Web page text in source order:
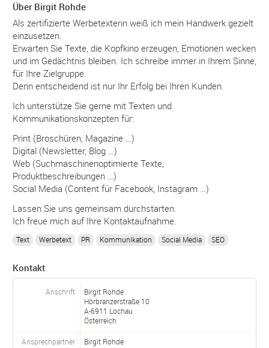
Über Birgit Rohde
Als zertifizierte Werbetexterin weiß ich mein Handwerk gezielt
einzusetzen.
Erwarten Sie Texte, die Kopfkino erzeugen, Emotionen wecken
und im Gedächtnis bleiben. Ich schreibe immer in Ihrem Sinne,
für Ihre Zielgruppe.
Denn entscheidend ist nur Ihr Erfolg bei Ihren Kunden.
Ich unterstütze Sie gerne mit Texten und
Kommunikationskonzepten für:
Print (Broschüren, Magazine …)
Digital (Newsletter, Blog …)
Web (Suchmaschinenoptimierte Texte,
Produktbeschreibungen …)
Social Media (Content für Facebook, Instagram …)
Lassen Sie uns gemeinsam durchstarten.
Ich freue mich auf Ihre Kontaktaufnahme.
Text Werbetext PR Kommunikation Social Media SEO
Kontakt
Anschrift
Birgit Rohde
Hörbranzerstraße 10
A-6911 Lochau
Österreich
Ansprechpartner Birgit Rohde